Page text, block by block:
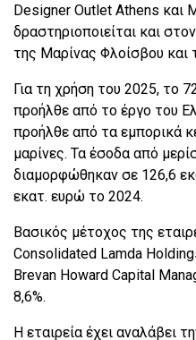
Designer Outlet Athens και
δραστηριοποιείται και
της Μαρίνας Φλοίσβου και
Για τη χρήση του 2025, το
προήλθε από το έργο του
προήλθε από τα εμπορικά
μαρίνες. Τα έσοδα από
διαμορφώθηκαν σε 126,6
εκατ. ευρώ το 2024.
Βασικός μέτοχος της
Consolidated Lamda
Brevan Howard Capital
8,6%.
Η εταιρεία έχει αναλάβει